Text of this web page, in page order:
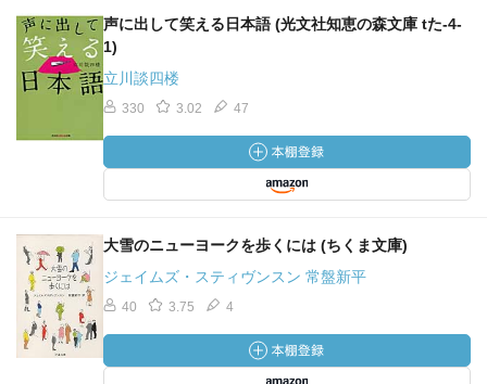
声に出して笑える日本語 (光文社知恵の森文庫 tた-4-
1)
立川談四楼
330 3.02 47
大雪のニューヨークを歩くには (ちくま文庫)
ジェイムズ・スティヴンスン 常盤新平
40 3.75 4